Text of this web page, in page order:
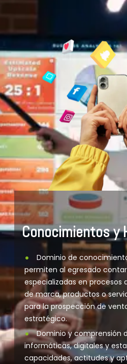
Conocimientos y
Dominio de
permiten al egresado
especializadas en procesos
de marca, productos o
para la prospección de
estratégico.
Dominio y comprensión
informáticas, digitales y
capacidades, actitudes y